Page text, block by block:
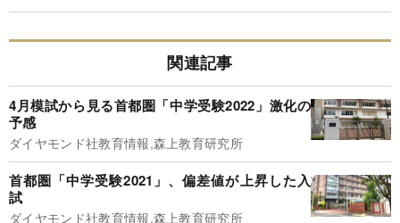
関連記事
4月模試から見る首都圏「中学受験2022」激化の
予感
ダイヤモンド社教育情報,森上教育研究所
首都圏「中学受験2021」、偏差値が上昇した入
試
ダイヤモンド社教育情報,森上教育研究所